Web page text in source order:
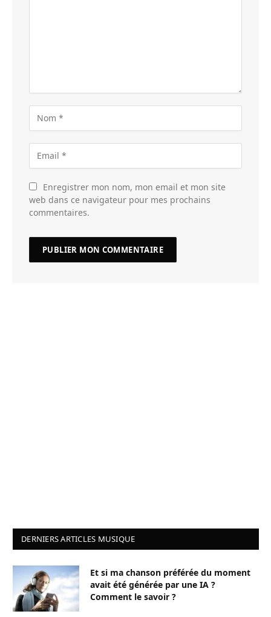
Enregistrer mon nom, mon email et mon site
web dans ce navigateur pour mes prochains
commentaires.
DERNIERS ARTICLES MUSIQUE
Et si ma chanson préférée du moment
avait été générée par une IA ?
Comment le savoir ?